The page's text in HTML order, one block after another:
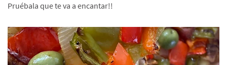
Pruébala que te va a encantar!!